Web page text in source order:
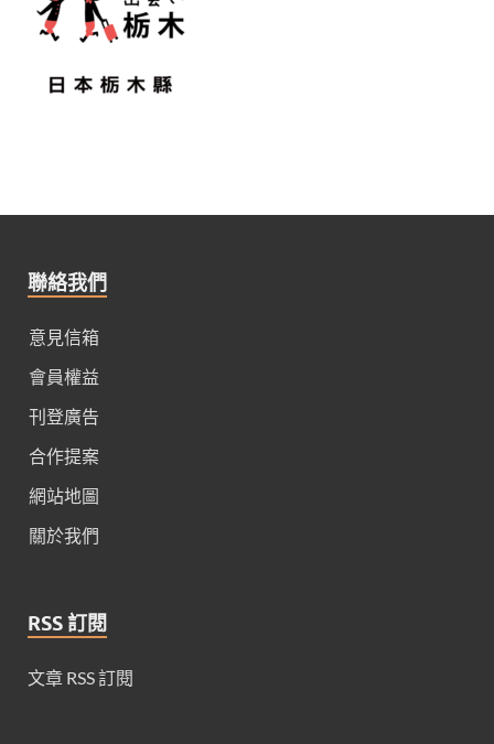
聯絡我們
意見信箱
會員權益
刊登廣告
合作提案
網站地圖
關於我們
RSS 訂閱
文章 RSS 訂閱